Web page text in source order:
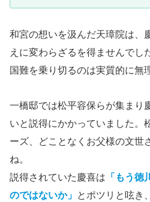
和宮の想いを汲んだ天璋院は、
えに変わらざるを得ませんで
国難を乗り切るのは実質的に無
一橋邸では松平容保らが集まり
いと説得にかかっていました。
ーズ、どことなくお父様の文世
ね。
説得されていた慶喜は 「もう
のではないか」 とポツリと呟き